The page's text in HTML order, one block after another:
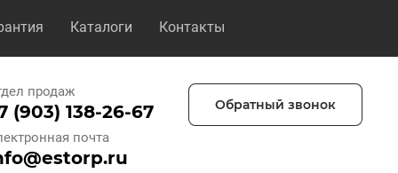
Каталоги Контакты
продаж
(903) 138-26-67
почта
Обратный звонок